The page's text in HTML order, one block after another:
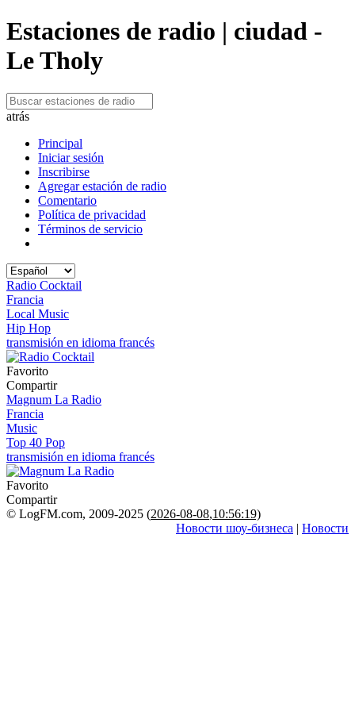
Estaciones de radio | ciudad -
Le Tholy
atrás
Principal
Iniciar sesión
Inscribirse
Agregar estación de radio
Comentario
Política de privacidad
Términos de servicio
Radio Cocktail
Francia
Local Music
Hip Hop
transmisión en idioma francés
Favorito
Compartir
Magnum La Radio
Francia
Music
Top 40 Pop
transmisión en idioma francés
Favorito
Compartir
© LogFM.com, 2009-2025 (2026-08-08,10:56:19)
Новости шоу-бизнеса | Новости